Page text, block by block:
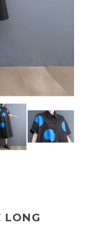
LONG